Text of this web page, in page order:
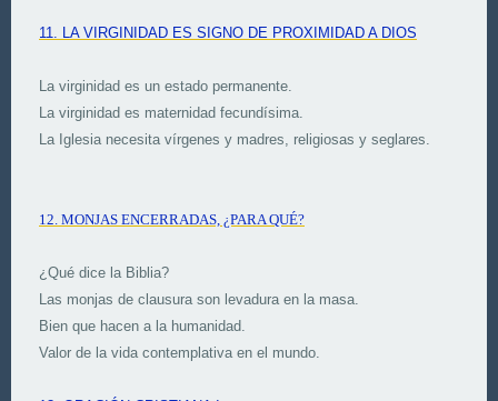
11. LA VIRGINIDAD ES SIGNO DE PROXIMIDAD A DIOS
La virginidad es un estado permanente.
La virginidad es maternidad fecundísima.
La Iglesia necesita vírgenes y madres, religiosas y seglares.
12. MONJAS ENCERRADAS, ¿PARA QUÉ?
¿Qué dice la Biblia?
Las monjas de clausura son levadura en la masa.
Bien que hacen a la humanidad.
Valor de la vida contemplativa en el mundo.